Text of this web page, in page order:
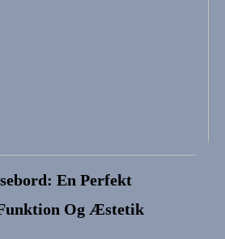
En Perfekt
Og Æstetik